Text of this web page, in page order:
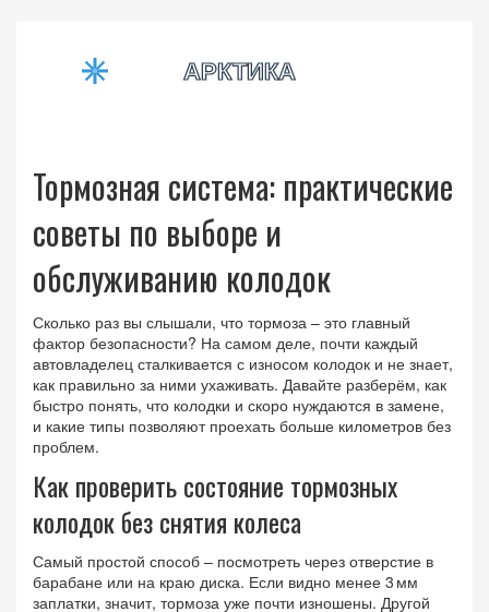
Тормозная система: практические
советы по выборе и
обслуживанию колодок
Сколько раз вы слышали, что тормоза – это главный
фактор безопасности? На самом деле, почти каждый
автовладелец сталкивается с износом колодок и не знает,
как правильно за ними ухаживать. Давайте разберём, как
быстро понять, что колодки и скоро нуждаются в замене,
и какие типы позволяют проехать больше километров без
проблем.
Как проверить состояние тормозных
колодок без снятия колеса
Самый простой способ – посмотреть через отверстие в
барабане или на краю диска. Если видно менее 3 мм
заплатки, значит, тормоза уже почти изношены. Другой